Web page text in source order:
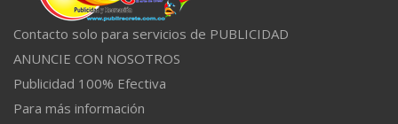
Contacto solo para servicios de PUBLICIDAD
ANUNCIE CON NOSOTROS
Publicidad 100% Efectiva
Para más información